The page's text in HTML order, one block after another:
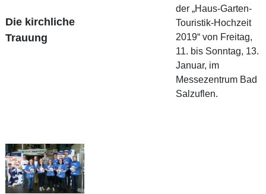
Die kirchliche
Trauung
der „Haus-Garten-
Touristik-Hochzeit
2019“ von Freitag,
11. bis Sonntag, 13.
Januar, im
Messezentrum Bad
Salzuflen.